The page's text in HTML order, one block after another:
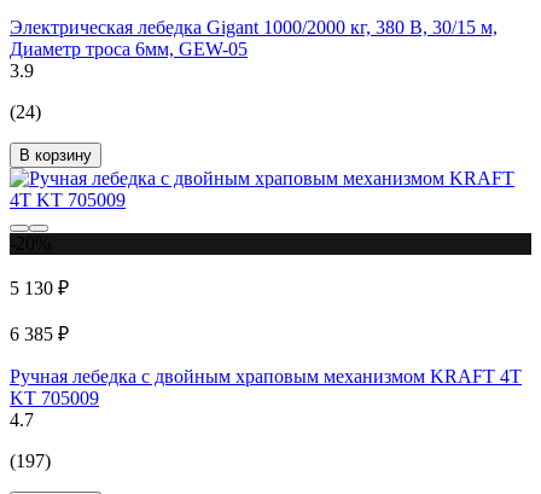
Электрическая лебедка Gigant 1000/2000 кг, 380 В, 30/15 м,
Диаметр троса 6мм, GEW-05
3.9
(24)
В корзину
5 130 ₽
6 385 ₽
Ручная лебедка с двойным храповым механизмом KRAFT 4Т
KT 705009
4.7
(197)